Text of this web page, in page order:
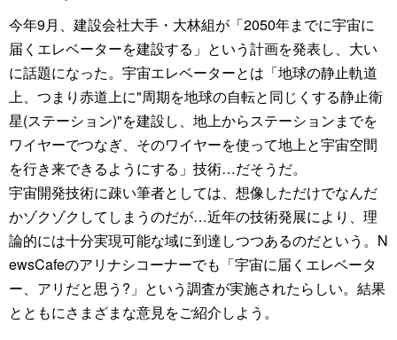
今年9月、建設会社大手・大林組が「2050年までに宇宙に
届くエレベーターを建設する」という計画を発表し、大い
に話題になった。宇宙エレベーターとは「地球の静止軌道
上、つまり赤道上に"周期を地球の自転と同じくする静止衛
星(ステーション)"を建設し、地上からステーションまでを
ワイヤーでつなぎ、そのワイヤーを使って地上と宇宙空間
を行き来できるようにする」技術…だそうだ。
宇宙開発技術に疎い筆者としては、想像しただけでなんだ
かゾクゾクしてしまうのだが…近年の技術発展により、理
論的には十分実現可能な域に到達しつつあるのだという。N
ewsCafeのアリナシコーナーでも「宇宙に届くエレベータ
ー、アリだと思う?」という調査が実施されたらしい。結果
とともにさまざまな意見をご紹介しよう。